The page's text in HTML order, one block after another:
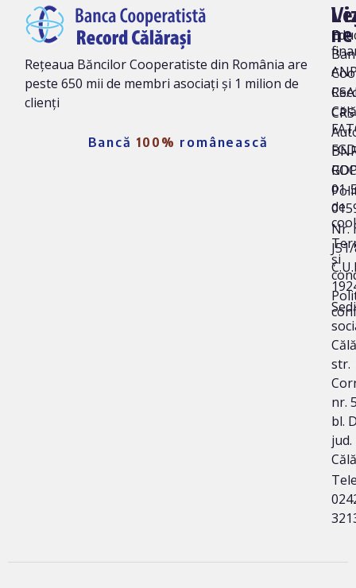
Rețeaua Băncilor Cooperatiste din România are
peste 650 mii de membri asociați și 1 milion de
clienți
Bancă 100% românească
ne
01-
Nr.
str.
nr.
bl.
jud.
de
și